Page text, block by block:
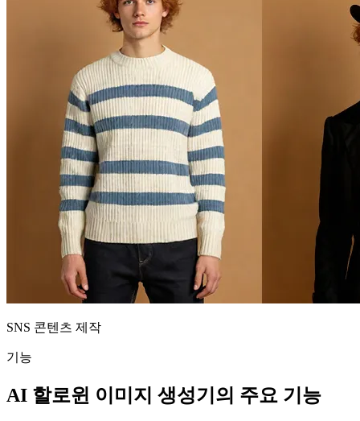
SNS 콘텐츠 제작
기능
AI 할로윈 이미지 생성기의 주요 기능